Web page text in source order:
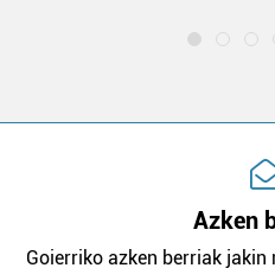
Azken
Goierriko azken berriak